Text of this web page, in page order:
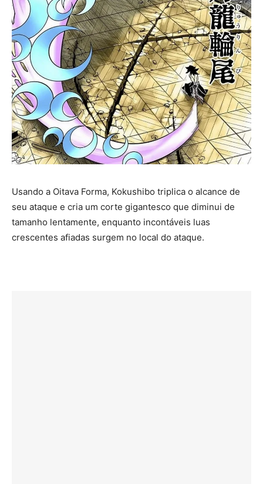
Usando a Oitava Forma, Kokushibo triplica o alcance de
seu ataque e cria um corte gigantesco que diminui de
tamanho lentamente, enquanto incontáveis luas
crescentes afiadas surgem no local do ataque.